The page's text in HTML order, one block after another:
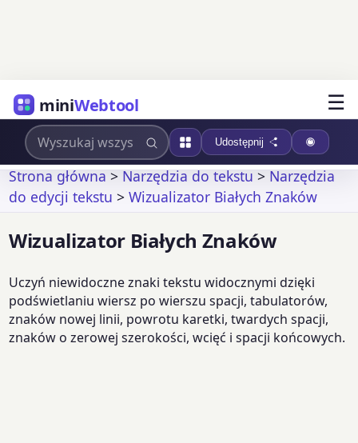
miniWebtool ☰
Udostępnij
Strona główna>Narzędzia do tekstu>Narzędzia
do edycji tekstu >Wizualizator Białych Znaków
Wizualizator Białych Znaków
Uczyń niewidoczne znaki tekstu widocznymi dzięki
podświetlaniu wiersz po wierszu spacji, tabulatorów,
znaków nowej linii, powrotu karetki, twardych spacji,
znaków o zerowej szerokości, wcięć i spacji końcowych.